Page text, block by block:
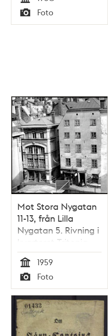
Tid
Typ
Foto
Mot Stora Nygatan
11-13, från Lilla
Nygatan 5. Rivning i
kvarteret Tritonia
Tid
1959
Typ
Foto